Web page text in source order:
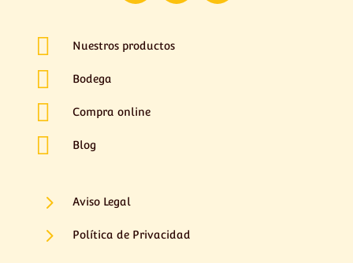
 Nuestros productos
 Bodega
 Compra online
 Blog
5 Aviso Legal
5 Política de Privacidad